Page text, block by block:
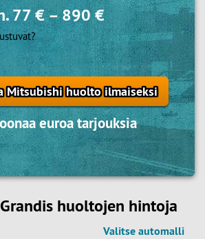
77 €–890 €
huolto ilmaiseksi
euroa tarjouksia
huoltojen hintoja
Valitse automalli